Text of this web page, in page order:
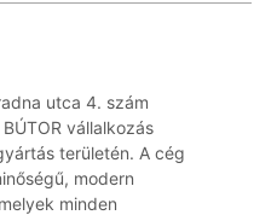
utca 4. szám
vállalkozás
területén. A cég
modern
minden